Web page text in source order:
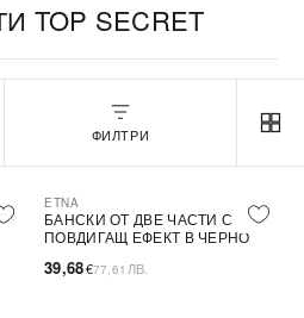
TOP SECRET
ФИЛТРИ
ETNA
БАНСКИ ОТ ДВЕ ЧАСТИ С
ПОВДИГАЩ ЕФЕКТ В ЧЕРНО
39,68€77,61 ЛВ.